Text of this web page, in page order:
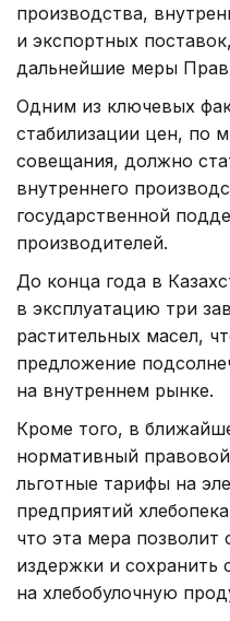
производства,
и экспортных
дальнейшие меры
Одним из ключевых
стабилизации цен, по
совещания, должно
внутреннего
государственной
производителей.
До конца года в
в эксплуатацию три
растительных масел,
предложение
на внутреннем рынке.
Кроме того, в
нормативный
льготные тарифы на
предприятий
что эта мера позволит
издержки и сохранить
на хлебобулочную